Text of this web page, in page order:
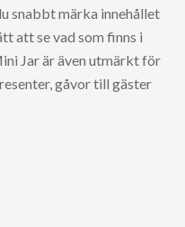
snabbt märka innehållet
att se vad som finns i
Jar är även utmärkt för
gåvor till gäster